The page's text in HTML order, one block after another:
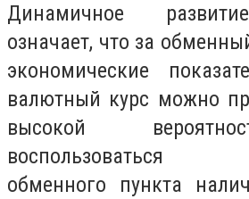
Динамичное
означает, что за
экономические
валютный курс можно
высокой
воспользоваться
обменного пункта